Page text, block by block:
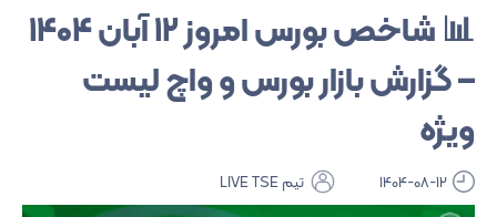
📊 شاخص بورس امروز ۱۲ آبان ۱۴۰۴
– گزارش بازار بورس و واچ لیست
ویژه
1404-08-12 تیم LIVE TSE